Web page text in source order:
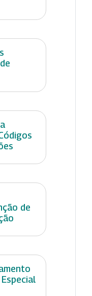
de